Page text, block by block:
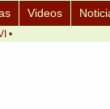
Videos
•